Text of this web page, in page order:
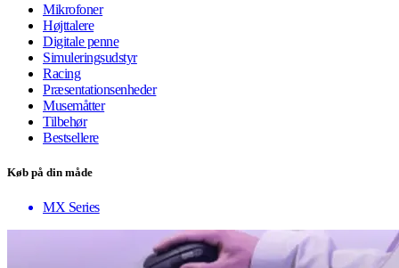
Mikrofoner
Højttalere
Digitale penne
Simuleringsudstyr
Racing
Præsentationsenheder
Musemåtter
Tilbehør
Bestsellere
Køb på din måde
MX Series